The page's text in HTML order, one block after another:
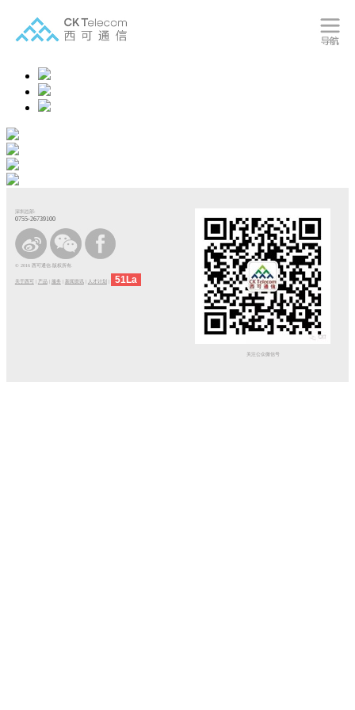
深圳总部:
0755-26739100
© 2016 西可通信.版权所有.
关于西可 产品| 服务 新闻资讯 人才计划 51La
关注公众微信号